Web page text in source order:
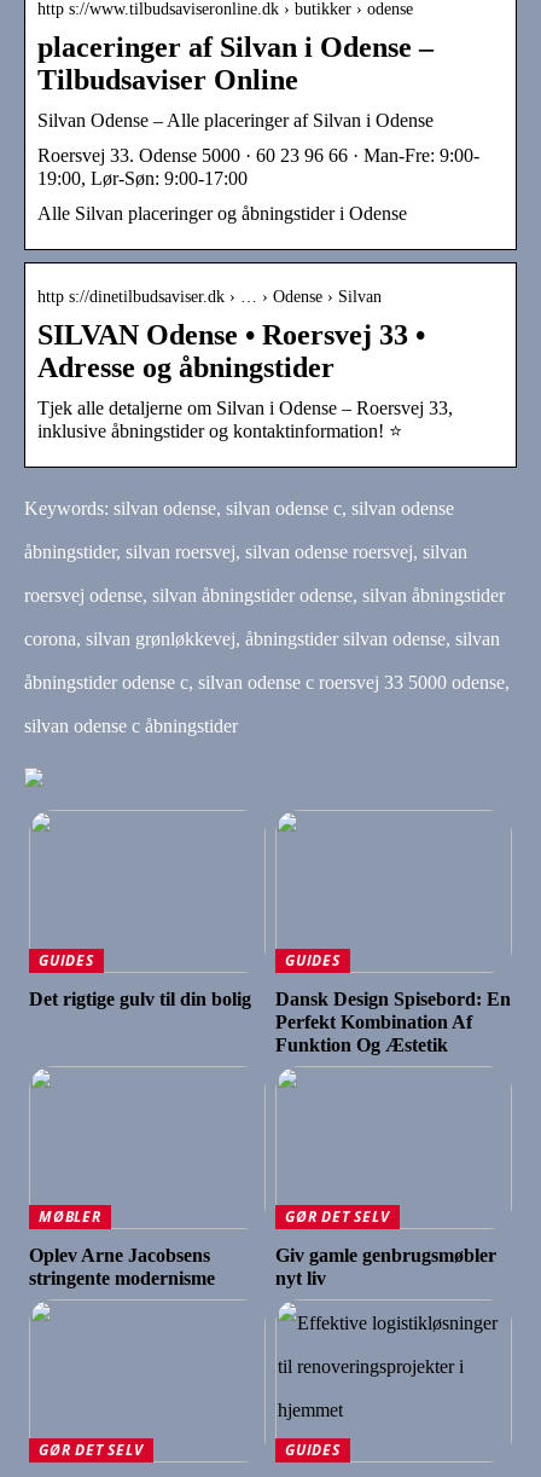
http s://www.tilbudsaviseronline.dk › butikker › odense
placeringer af Silvan i Odense –
Tilbudsaviser Online
Silvan Odense – Alle placeringer af Silvan i Odense
Roersvej 33. Odense 5000 · 60 23 96 66 · Man-Fre: 9:00-
19:00, Lør-Søn: 9:00-17:00
Alle Silvan placeringer og åbningstider i Odense
http s://dinetilbudsaviser.dk › … › Odense › Silvan
SILVAN Odense • Roersvej 33 •
Adresse og åbningstider
Tjek alle detaljerne om Silvan i Odense – Roersvej 33,
inklusive åbningstider og kontaktinformation! ⭐
Keywords: silvan odense, silvan odense c, silvan odense
åbningstider, silvan roersvej, silvan odense roersvej, silvan
roersvej odense, silvan åbningstider odense, silvan åbningstider
corona, silvan grønløkkevej, åbningstider silvan odense, silvan
åbningstider odense c, silvan odense c roersvej 33 5000 odense,
silvan odense c åbningstider
GUIDES
Det rigtige gulv til din bolig
GUIDES
Dansk Design Spisebord: En
Perfekt Kombination Af
Funktion Og Æstetik
MØBLER
Oplev Arne Jacobsens
stringente modernisme
GØR DET SELV
Giv gamle genbrugsmøbler
nyt liv
GØR DET SELV
GUIDES